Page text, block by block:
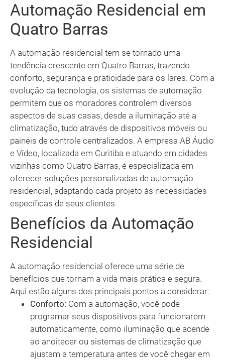
Automação Residencial em
Quatro Barras
A automação residencial tem se tornado uma
tendência crescente em Quatro Barras, trazendo
conforto, segurança e praticidade para os lares. Com a
evolução da tecnologia, os sistemas de automação
permitem que os moradores controlem diversos
aspectos de suas casas, desde a iluminação até a
climatização, tudo através de dispositivos móveis ou
painéis de controle centralizados. A empresa AB Áudio
e Vídeo, localizada em Curitiba e atuando em cidades
vizinhas como Quatro Barras, é especializada em
oferecer soluções personalizadas de automação
residencial, adaptando cada projeto às necessidades
específicas de seus clientes.
Benefícios da Automação
Residencial
A automação residencial oferece uma série de
benefícios que tornam a vida mais prática e segura.
Aqui estão alguns dos principais pontos a considerar:
Conforto: Com a automação, você pode
programar seus dispositivos para funcionarem
automaticamente, como iluminação que acende
ao anoitecer ou sistemas de climatização que
ajustam a temperatura antes de você chegar em